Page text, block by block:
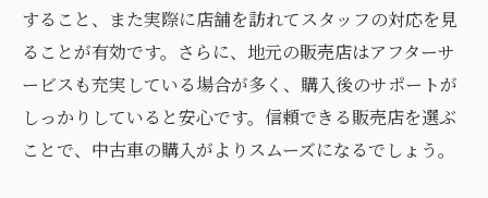
同一モデルの試乗比較の有益性
試乗前後に注意すべき点
試乗で気づいた点を販売店に伝える方法
中古車のメンテナンス履歴を確認し安全性を確
保する方法
すること、また実際に店舗を訪れてスタッフの対応を見
ることが有効です。さらに、地元の販売店はアフターサ
ービスも充実している場合が多く、購入後のサポートが
しっかりしていると安心です。信頼できる販売店を選ぶ
ことで、中古車の購入がよりスムーズになるでしょう。